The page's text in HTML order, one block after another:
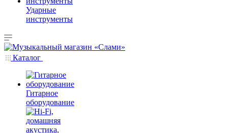
Ударные
инструменты
Каталог
Гитарное
оборудование